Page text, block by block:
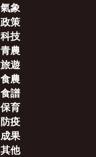
氣象
政策
科技
青農
旅遊
食農
食譜
保育
防疫
成果
其他